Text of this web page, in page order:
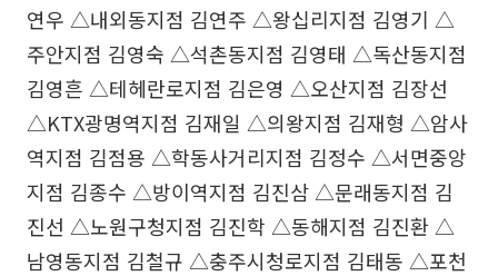
연우 △내외동지점 김연주 △왕십리지점 김영기 △
주안지점 김영숙 △석촌동지점 김영태 △독산동지점
김영흔 △테헤란로지점 김은영 △오산지점 김장선
△KTX광명역지점 김재일 △의왕지점 김재형 △암사
역지점 김점용 △학동사거리지점 김정수 △서면중앙
지점 김종수 △방이역지점 김진삼 △문래동지점 김
진선 △노원구청지점 김진학 △동해지점 김진환 △
남영동지점 김철규 △충주시청로지점 김태동 △포천